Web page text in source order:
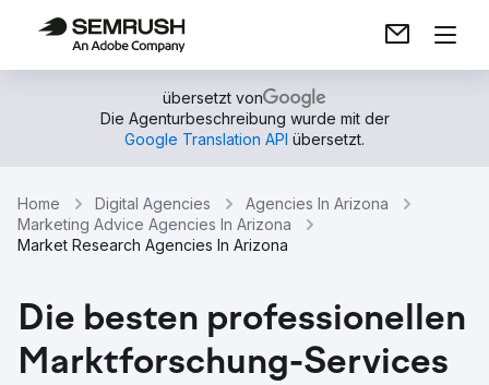
übersetzt von
Die Agenturbeschreibung wurde mit der
Google Translation API übersetzt.
Home Digital Agencies
Agencies In Arizona
Marketing Advice Agencies In Arizona
Market Research Agencies In Arizona
Die besten professionellen
Marktforschung-Services